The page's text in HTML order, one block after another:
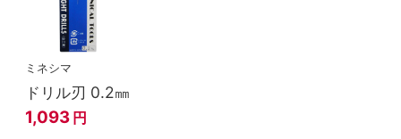
ミネシマ
ドリル刃 0.2㎜
1,093 円